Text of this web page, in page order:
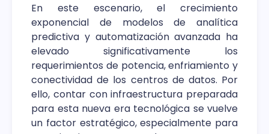
En este escenario, el crecimiento
exponencial de modelos de analítica
predictiva y automatización avanzada ha
elevado significativamente los
requerimientos de potencia, enfriamiento y
conectividad de los centros de datos. Por
ello, contar con infraestructura preparada
para esta nueva era tecnológica se vuelve
un factor estratégico, especialmente para